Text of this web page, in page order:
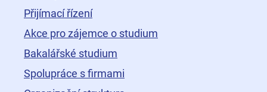
Přijímací řízení
Akce pro zájemce o studium
Bakalářské studium
Spolupráce s firmami